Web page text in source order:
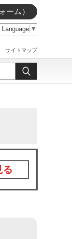
ーム）
▼
サイトマップ
る